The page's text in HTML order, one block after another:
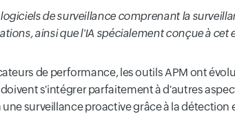
de surveillance comprenant la
ainsi que l'IA spécialement conçue à
de performance, les outils APM ont
s'intégrer parfaitement à d'autres
surveillance proactive grâce à la détection